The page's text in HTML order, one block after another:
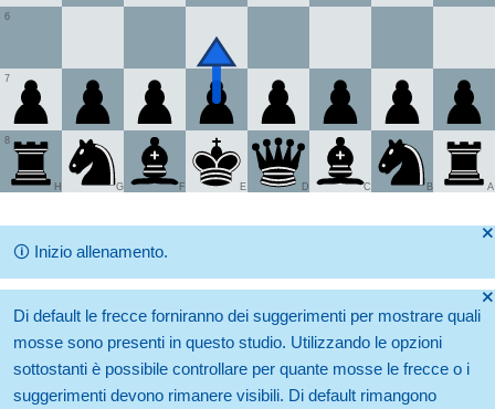
6
7
8
A
B
C
D
E
F
G
H
🞫
🛈 Inizio allenamento.
🞫
Di default le frecce forniranno dei suggerimenti per mostrare quali
mosse sono presenti in questo studio. Utilizzando le opzioni
sottostanti è possibile controllare per quante mosse le frecce o i
suggerimenti devono rimanere visibili. Di default rimangono